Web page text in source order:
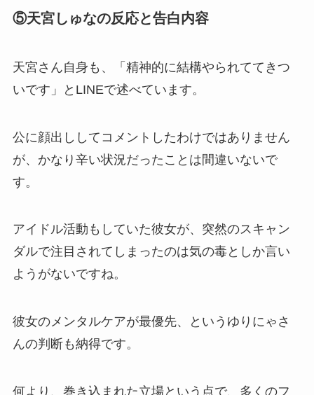
⑤天宮しゅなの反応と告白内容
天宮さん自身も、「精神的に結構やられててきつ
いです」とLINEで述べています。
公に顔出ししてコメントしたわけではありません
が、かなり辛い状況だったことは間違いないで
す。
アイドル活動もしていた彼女が、突然のスキャン
ダルで注目されてしまったのは気の毒としか言い
ようがないですね。
彼女のメンタルケアが最優先、というゆりにゃさ
んの判断も納得です。
何より、巻き込まれた立場という点で、多くのフ